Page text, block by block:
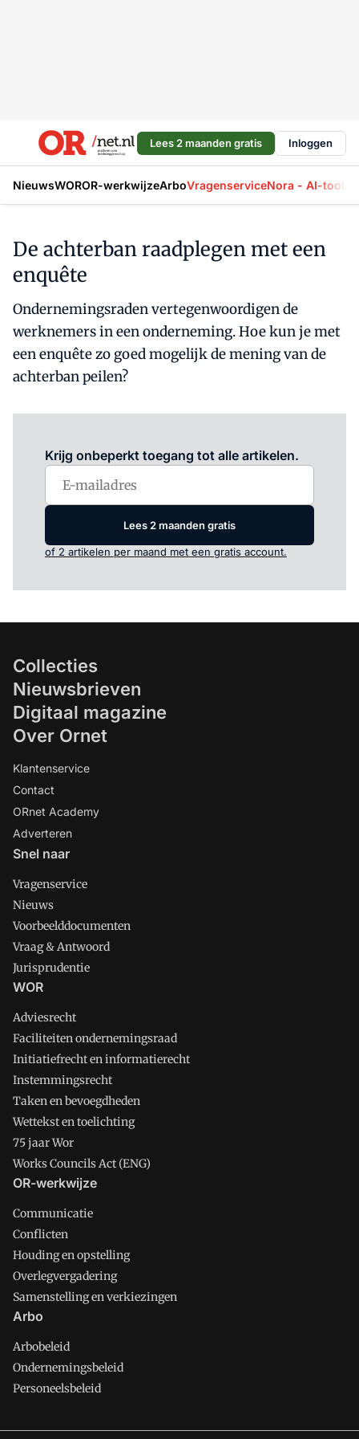
Lees 2 maanden gratis Inloggen
NieuwsWOROR-werkwijzeArboVragenserviceNora - AI-tool
De achterban raadplegen met een
enquête
Ondernemingsraden vertegenwoordigen de
werknemers in een onderneming. Hoe kun je met
een enquête zo goed mogelijk de mening van de
achterban peilen?
Krijg onbeperkt toegang tot alle artikelen.
Lees 2 maanden gratis
of 2 artikelen per maand met een gratis account.
Collecties
Nieuwsbrieven
Digitaal magazine
Over Ornet
Klantenservice
Contact
ORnet Academy
Adverteren
Snel naar
Vragenservice
Nieuws
Voorbeelddocumenten
Vraag & Antwoord
Jurisprudentie
WOR
Adviesrecht
Faciliteiten ondernemingsraad
Initiatiefrecht en informatierecht
Instemmingsrecht
Taken en bevoegdheden
Wettekst en toelichting
75 jaar Wor
Works Councils Act (ENG)
OR-werkwijze
Communicatie
Conflicten
Houding en opstelling
Overlegvergadering
Samenstelling en verkiezingen
Arbo
Arbobeleid
Ondernemingsbeleid
Personeelsbeleid